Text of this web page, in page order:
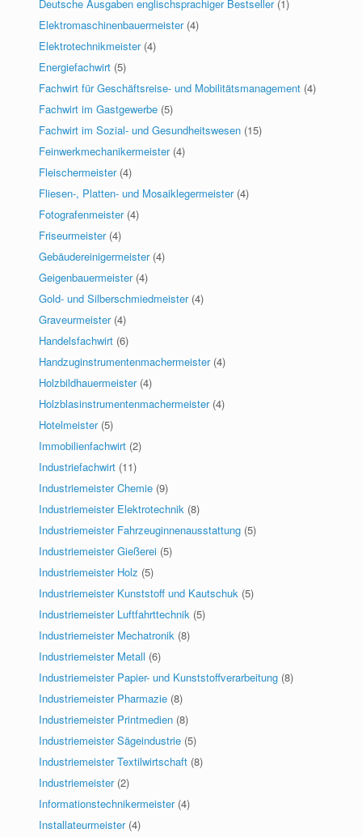
Deutsche Ausgaben englischsprachiger Bestseller (1)
Elektromaschinenbauermeister (4)
Elektrotechnikmeister (4)
Energiefachwirt (5)
Fachwirt für Geschäftsreise- und Mobilitätsmanagement (4)
Fachwirt im Gastgewerbe (5)
Fachwirt im Sozial- und Gesundheitswesen (15)
Feinwerkmechanikermeister (4)
Fleischermeister (4)
Fliesen-, Platten- und Mosaiklegermeister (4)
Fotografenmeister (4)
Friseurmeister (4)
Gebäudereinigermeister (4)
Geigenbauermeister (4)
Gold- und Silberschmiedmeister (4)
Graveurmeister (4)
Handelsfachwirt (6)
Handzuginstrumentenmachermeister (4)
Holzbildhauermeister (4)
Holzblasinstrumentenmachermeister (4)
Hotelmeister (5)
Immobilienfachwirt (2)
Industriefachwirt (11)
Industriemeister Chemie (9)
Industriemeister Elektrotechnik (8)
Industriemeister Fahrzeuginnenausstattung (5)
Industriemeister Gießerei (5)
Industriemeister Holz (5)
Industriemeister Kunststoff und Kautschuk (5)
Industriemeister Luftfahrttechnik (5)
Industriemeister Mechatronik (8)
Industriemeister Metall (6)
Industriemeister Papier- und Kunststoffverarbeitung (8)
Industriemeister Pharmazie (8)
Industriemeister Printmedien (8)
Industriemeister Sägeindustrie (5)
Industriemeister Textilwirtschaft (8)
Industriemeister (2)
Informationstechnikermeister (4)
Installateurmeister (4)